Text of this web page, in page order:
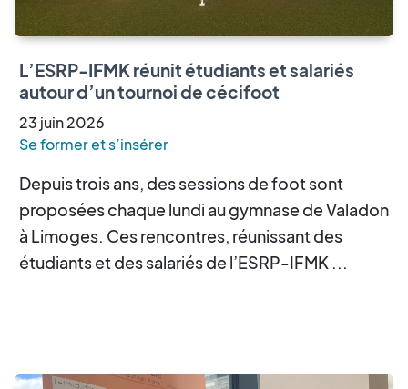
L’ESRP-IFMK réunit étudiants et salariés
autour d’un tournoi de cécifoot
23 juin2026
Se former et s’insérer
Depuis trois ans, des sessions de foot sont
proposées chaque lundi au gymnase de Valadon
à Limoges. Ces rencontres, réunissant des
étudiants et des salariés de l’ESRP-IFMK ...